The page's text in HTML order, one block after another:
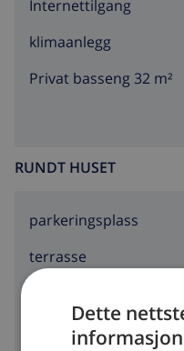
Internettilgang
klimaanlegg
Privat basseng 32 m²
RUNDT HUSET
parkeringsplass
terrasse
Dette